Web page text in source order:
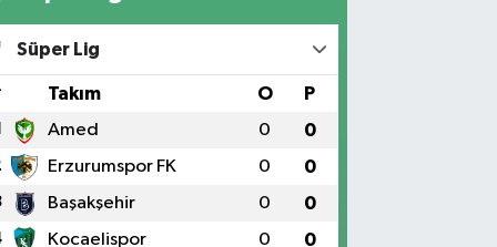
Süper Lig
Takım O P
Amed 0 0
Erzurumspor FK 0 0
Başakşehir 0 0
Kocaelispor 0 0